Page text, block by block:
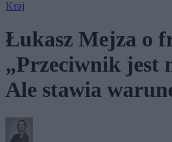
Kraj
Łukasz Mejza o
„Przeciwnik jest
Ale stawia